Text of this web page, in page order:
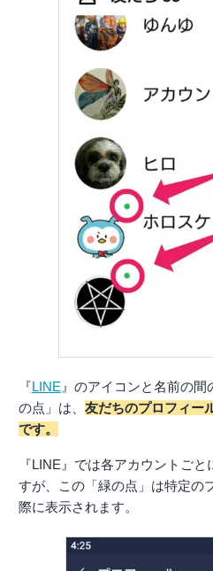
『LINE 』のアイコンと名前の
の点」は、 友だちのプロフィー
です。
『LINE』では各アカウントご
すが、この「緑の点」は特定の
際に表示されます。